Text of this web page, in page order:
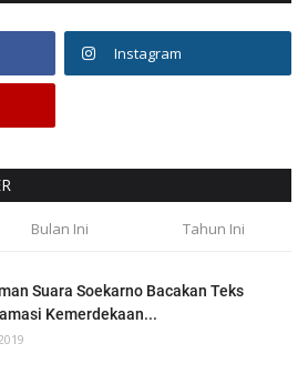
Instagram
Bulan Ini Tahun Ini
Suara Soekarno Bacakan Teks
Kemerdekaan...